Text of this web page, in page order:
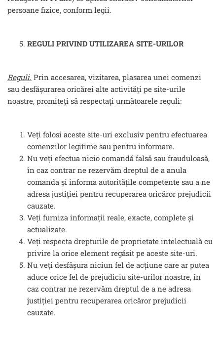
persoane fizice, conform legii.
REGULI PRIVIND UTILIZAREA SITE-URILOR
Reguli. Prin accesarea, vizitarea, plasarea unei comenzi
sau desfășurarea oricărei alte activități pe site-urile
noastre, promiteți să respectați următoarele reguli:
Veți folosi aceste site-uri exclusiv pentru efectuarea
comenzilor legitime sau pentru informare.
Nu veți efectua nicio comandă falsă sau frauduloasă,
în caz contrar ne rezervăm dreptul de a anula
comanda și informa autoritățile competente sau a ne
adresa justiției pentru recuperarea oricăror prejudicii
cauzate.
Veți furniza informații reale, exacte, complete și
actualizate.
Veți respecta drepturile de proprietate intelectuală cu
privire la orice element regăsit pe aceste site-uri.
Nu veți desfășura niciun fel de acțiune care ar putea
aduce orice fel de prejudiciu site-urilor noastre, în
caz contrar ne rezervăm dreptul de a ne adresa
justiției pentru recuperarea oricăror prejudicii
cauzate.